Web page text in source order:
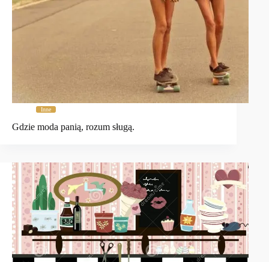
Inne
Gdzie moda panią, rozum sługą.